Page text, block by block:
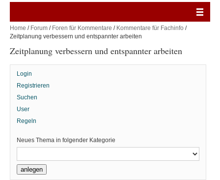
Home / Forum / Foren für Kommentare / Kommentare für Fachinfo /
Zeitplanung verbessern und entspannter arbeiten
Zeitplanung verbessern und entspannter arbeiten
Login
Registrieren
Suchen
User
Regeln
Neues Thema in folgender Kategorie